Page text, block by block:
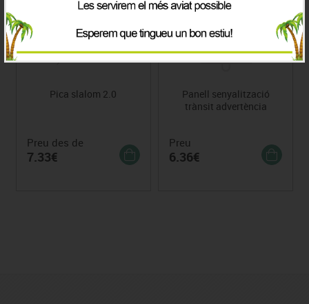
Pica slalom 2.0
Preu des de
7.33€
Panell senyalització
trànsit advertència
Preu
6.36€